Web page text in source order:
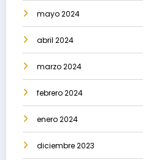
mayo 2024
abril 2024
marzo 2024
febrero 2024
enero 2024
diciembre 2023